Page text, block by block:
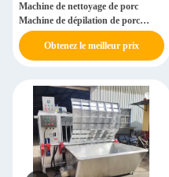
Machine de nettoyage de porc
Machine de dépilation de porc
Machine de dépilation de porc
Obtenez le meilleur prix